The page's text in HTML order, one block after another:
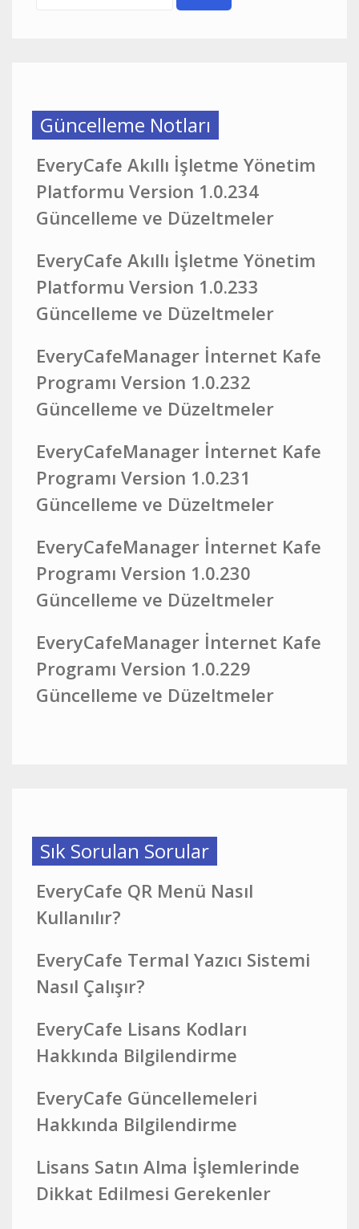
Güncelleme Notları
EveryCafe Akıllı İşletme Yönetim
Platformu Version 1.0.234
Güncelleme ve Düzeltmeler
EveryCafe Akıllı İşletme Yönetim
Platformu Version 1.0.233
Güncelleme ve Düzeltmeler
EveryCafeManager İnternet Kafe
Programı Version 1.0.232
Güncelleme ve Düzeltmeler
EveryCafeManager İnternet Kafe
Programı Version 1.0.231
Güncelleme ve Düzeltmeler
EveryCafeManager İnternet Kafe
Programı Version 1.0.230
Güncelleme ve Düzeltmeler
EveryCafeManager İnternet Kafe
Programı Version 1.0.229
Güncelleme ve Düzeltmeler
Sık Sorulan Sorular
EveryCafe QR Menü Nasıl
Kullanılır?
EveryCafe Termal Yazıcı Sistemi
Nasıl Çalışır?
EveryCafe Lisans Kodları
Hakkında Bilgilendirme
EveryCafe Güncellemeleri
Hakkında Bilgilendirme
Lisans Satın Alma İşlemlerinde
Dikkat Edilmesi Gerekenler